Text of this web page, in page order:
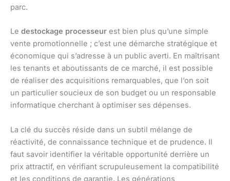
parc.
Le destockage processeur est bien plus qu’une simple
vente promotionnelle ; c’est une démarche stratégique et
économique qui s’adresse à un public averti. En maîtrisant
les tenants et aboutissants de ce marché, il est possible
de réaliser des acquisitions remarquables, que l’on soit
un particulier soucieux de son budget ou un responsable
informatique cherchant à optimiser ses dépenses.
La clé du succès réside dans un subtil mélange de
réactivité, de connaissance technique et de prudence. Il
faut savoir identifier la véritable opportunité derrière un
prix attractif, en vérifiant scrupuleusement la compatibilité
et les conditions de garantie. Les générations